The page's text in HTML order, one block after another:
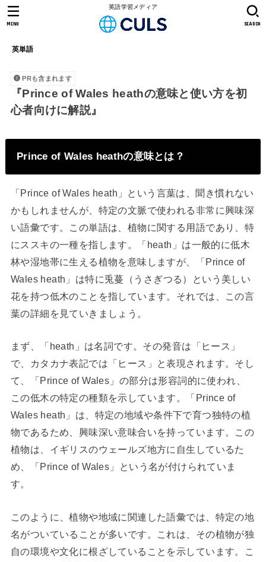
英語学習メディア
英単語
SEARCH
MENU
PRも含まれます
『Prince of Wales heathの意味と使い方を初
心者向けに解説』
Prince of Wales heathの意味とは？
「Prince of Wales heath」という言葉は、聞き慣れない
かもしれませんが、特定の文脈で使われる非常に興味深
い語彙です。この単語は、植物に関する用語であり、特
にススキの一種を指します。「heath」は一般的に低木
林や湿地帯に生える植物を意味しますが、「Prince of
Wales heath」は特に兎蔓（うさぎつる）という美しい
花を持つ低木のことを指しています。それでは、この言
葉の詳細を見ていきましょう。
まず、「heath」は名詞です。その発音は「ヒース」
で、カタカナ表記では「ヒース」と表現されます。そし
て、「Prince of Wales」の部分は形容詞的に使われ、
この低木の特定の種類を示しています。「Prince of
Wales heath」は、特定の地域や条件下で育つ独特の植
物であるため、興味深い意味合いを持っています。この
植物は、イギリスのウェールズ地方に自生しているた
め、「Prince of Wales」という名が付けられていま
す。
このように、植物や地域に関連した語彙では、特定の地
名がついていることが多いです。これは、その植物が独
自の環境や文化に根ざしていることを示しています。こ